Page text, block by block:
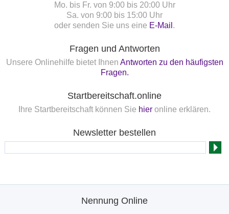
Mo. bis Fr. von 9:00 bis 20:00 Uhr
Sa. von 9:00 bis 15:00 Uhr
oder senden Sie uns eine E-Mail .
Fragen und Antworten
Unsere Onlinehilfe bietet Ihnen Antworten zu den häufigsten
Fragen.
Startbereitschaft.online
Ihre Startbereitschaft können Sie hier online erklären.
Newsletter bestellen
Nennung Online